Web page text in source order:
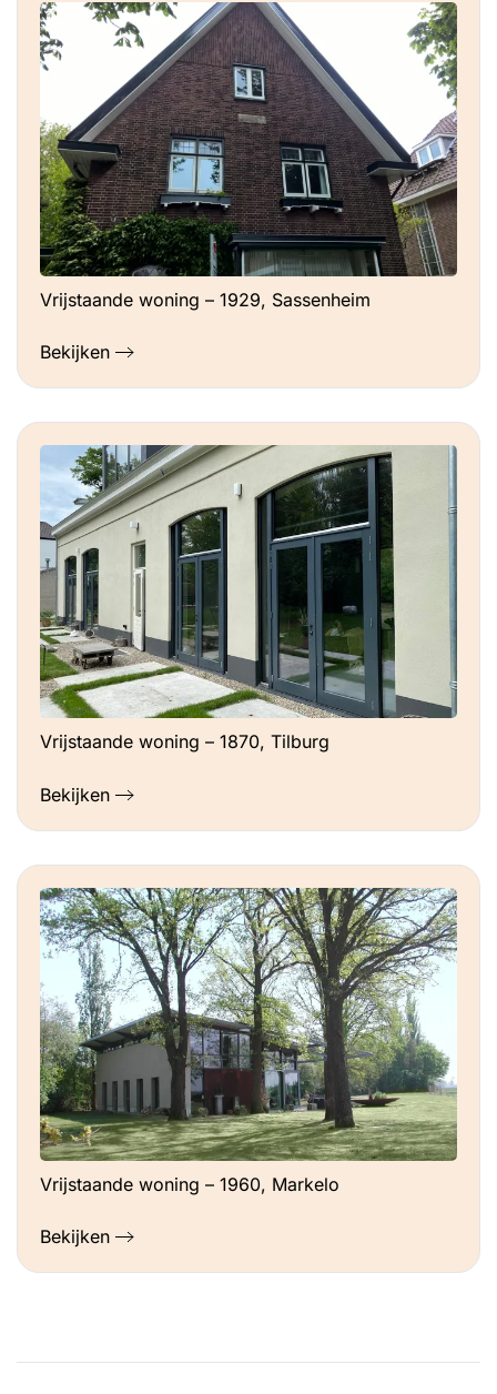
Vrijstaande woning – 1929, Sassenheim
Bekijken
Vrijstaande woning – 1870, Tilburg
Bekijken
Vrijstaande woning – 1960, Markelo
Bekijken